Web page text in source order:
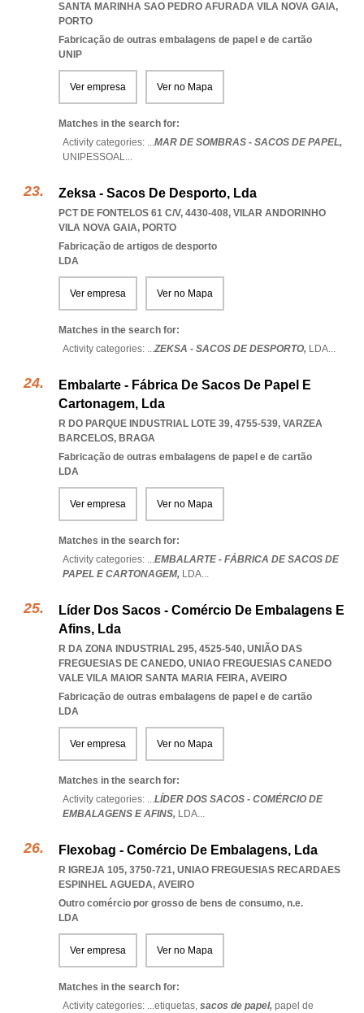
SANTA MARINHA SAO PEDRO AFURADA VILA NOVA GAIA,
PORTO
Fabricação de outras embalagens de papel e de cartão
UNIP
Ver empresa Ver no Mapa
Matches in the search for:
Activity categories: ...MAR DE SOMBRAS - SACOS DE PAPEL,
UNIPESSOAL...
Zeksa - Sacos De Desporto, Lda
PCT DE FONTELOS 61 C/V, 4430-408, VILAR ANDORINHO
VILA NOVA GAIA, PORTO
Fabricação de artigos de desporto
LDA
Ver empresa Ver no Mapa
Matches in the search for:
Activity categories: ...ZEKSA - SACOS DE DESPORTO, LDA...
Embalarte - Fábrica De Sacos De Papel E
Cartonagem, Lda
R DO PARQUE INDUSTRIAL LOTE 39, 4755-539, VARZEA
BARCELOS, BRAGA
Fabricação de outras embalagens de papel e de cartão
LDA
Ver empresa Ver no Mapa
Matches in the search for:
Activity categories: ...EMBALARTE - FÁBRICA DE SACOS DE
PAPEL E CARTONAGEM, LDA...
Líder Dos Sacos - Comércio De Embalagens E
Afins, Lda
R DA ZONA INDUSTRIAL 295, 4525-540, UNIÃO DAS
FREGUESIAS DE CANEDO, UNIAO FREGUESIAS CANEDO
VALE VILA MAIOR SANTA MARIA FEIRA, AVEIRO
Fabricação de outras embalagens de papel e de cartão
LDA
Ver empresa Ver no Mapa
Matches in the search for:
Activity categories: ...LÍDER DOS SACOS - COMÉRCIO DE
EMBALAGENS E AFINS, LDA...
Flexobag - Comércio De Embalagens, Lda
R IGREJA 105, 3750-721, UNIAO FREGUESIAS RECARDAES
ESPINHEL AGUEDA, AVEIRO
Outro comércio por grosso de bens de consumo, n.e.
LDA
Ver empresa Ver no Mapa
Matches in the search for:
Activity categories: ...etiquetas, sacos de papel, papel de